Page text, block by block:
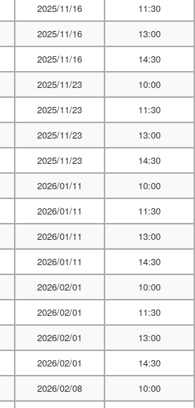
2025/11/16 11:30
2025/11/16 13:00
2025/11/16 14:30
2025/11/23 10:00
2025/11/23 11:30
2025/11/23 13:00
2025/11/23 14:30
2026/01/11 10:00
2026/01/11 11:30
2026/01/11 13:00
2026/01/11 14:30
2026/02/01 10:00
2026/02/01 11:30
2026/02/01 13:00
2026/02/01 14:30
2026/02/08 10:00